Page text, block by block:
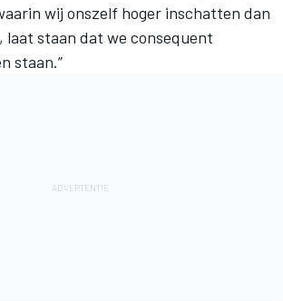
wij onszelf hoger inschatten dan
staan dat we consequent
staan.”